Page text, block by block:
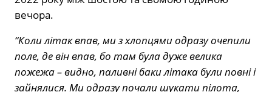
вечора.
“Коли літак впав, ми з хлопцями одразу очепили
поле, де він впав, бо там була дуже велика
пожежа – видно, паливні баки літака були повні і
зайнялися. Ми одразу почали шукати пілота,